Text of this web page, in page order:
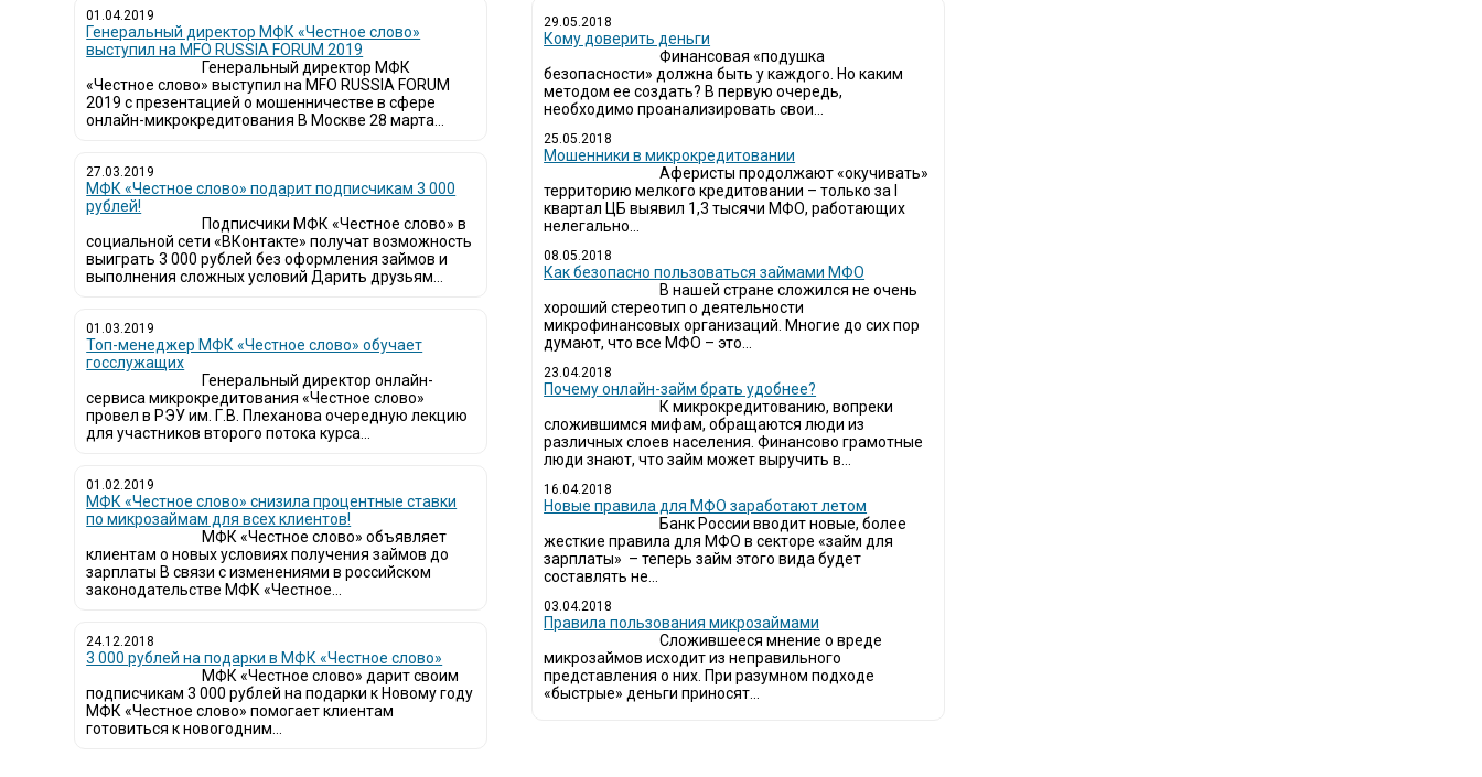
01.04.2019
Генеральный директор МФК «Честное слово»
выступил на MFO RUSSIA FORUM 2019
Генеральный директор МФК
«Честное слово» выступил на MFO RUSSIA FORUM
2019 с презентацией о мошенничестве в сфере
онлайн-микрокредитования В Москве 28 марта...
27.03.2019
МФК «Честное слово» подарит подписчикам 3 000
рублей!
Подписчики МФК «Честное слово» в
социальной сети «ВКонтакте» получат возможность
выиграть 3 000 рублей без оформления займов и
выполнения сложных условий Дарить друзьям...
01.03.2019
Топ-менеджер МФК «Честное слово» обучает
госслужащих
Генеральный директор онлайн-
сервиса микрокредитования «Честное слово»
провел в РЭУ им. Г.В. Плеханова очередную лекцию
для участников второго потока курса...
01.02.2019
МФК «Честное слово» снизила процентные ставки
по микрозаймам для всех клиентов!
МФК «Честное слово» объявляет
клиентам о новых условиях получения займов до
зарплаты В связи с изменениями в российском
законодательстве МФК «Честное...
24.12.2018
3 000 рублей на подарки в МФК «Честное слово»
МФК «Честное слово» дарит своим
подписчикам 3 000 рублей на подарки к Новому году
МФК «Честное слово» помогает клиентам
готовиться к новогодним...
29.05.2018
Кому доверить деньги
Финансовая «подушка
безопасности» должна быть у каждого. Но каким
методом ее создать? В первую очередь,
необходимо проанализировать свои...
25.05.2018
Мошенники в микрокредитовании
Аферисты продолжают «окучивать»
территорию мелкого кредитовании – только за I
квартал ЦБ выявил 1,3 тысячи МФО, работающих
нелегально...
08.05.2018
Как безопасно пользоваться займами МФО
В нашей стране сложился не очень
хороший стереотип о деятельности
микрофинансовых организаций. Многие до сих пор
думают, что все МФО – это...
23.04.2018
Почему онлайн-займ брать удобнее?
К микрокредитованию, вопреки
сложившимся мифам, обращаются люди из
различных слоев населения. Финансово грамотные
люди знают, что займ может выручить в...
16.04.2018
Новые правила для МФО заработают летом
Банк России вводит новые, более
жесткие правила для МФО в секторе «займ для
зарплаты» – теперь займ этого вида будет
составлять не...
03.04.2018
​Правила пользования микрозаймами
Сложившееся мнение о вреде
микрозаймов исходит из неправильного
представления о них. При разумном подходе
«быстрые» деньги приносят...